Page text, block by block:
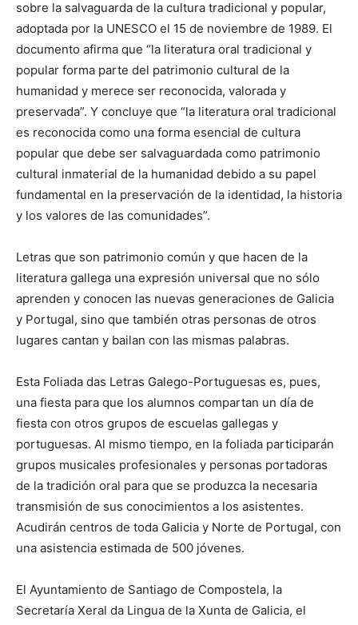
sobre la salvaguarda de la cultura tradicional y popular,
adoptada por la UNESCO el 15 de noviembre de 1989. El
documento afirma que “la literatura oral tradicional y
popular forma parte del patrimonio cultural de la
humanidad y merece ser reconocida, valorada y
preservada”. Y concluye que “la literatura oral tradicional
es reconocida como una forma esencial de cultura
popular que debe ser salvaguardada como patrimonio
cultural inmaterial de la humanidad debido a su papel
fundamental en la preservación de la identidad, la historia
y los valores de las comunidades”.
Letras que son patrimonio común y que hacen de la
literatura gallega una expresión universal que no sólo
aprenden y conocen las nuevas generaciones de Galicia
y Portugal, sino que también otras personas de otros
lugares cantan y bailan con las mismas palabras.
Esta Foliada das Letras Galego-Portuguesas es, pues,
una fiesta para que los alumnos compartan un día de
fiesta con otros grupos de escuelas gallegas y
portuguesas. Al mismo tiempo, en la foliada participarán
grupos musicales profesionales y personas portadoras
de la tradición oral para que se produzca la necesaria
transmisión de sus conocimientos a los asistentes.
Acudirán centros de toda Galicia y Norte de Portugal, con
una asistencia estimada de 500 jóvenes.
El Ayuntamiento de Santiago de Compostela, la
Secretaría Xeral da Lingua de la Xunta de Galicia, el